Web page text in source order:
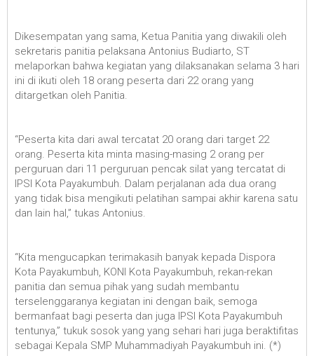
Dikesempatan yang sama, Ketua Panitia yang diwakili oleh
sekretaris panitia pelaksana Antonius Budiarto, ST
melaporkan bahwa kegiatan yang dilaksanakan selama 3 hari
ini di ikuti oleh 18 orang peserta dari 22 orang yang
ditargetkan oleh Panitia.
“Peserta kita dari awal tercatat 20 orang dari target 22
orang. Peserta kita minta masing-masing 2 orang per
perguruan dari 11 perguruan pencak silat yang tercatat di
IPSI Kota Payakumbuh. Dalam perjalanan ada dua orang
yang tidak bisa mengikuti pelatihan sampai akhir karena satu
dan lain hal,” tukas Antonius.
“Kita mengucapkan terimakasih banyak kepada Dispora
Kota Payakumbuh, KONI Kota Payakumbuh, rekan-rekan
panitia dan semua pihak yang sudah membantu
terselenggaranya kegiatan ini dengan baik, semoga
bermanfaat bagi peserta dan juga IPSI Kota Payakumbuh
tentunya,” tukuk sosok yang yang sehari hari juga beraktifitas
sebagai Kepala SMP Muhammadiyah Payakumbuh ini. (*)